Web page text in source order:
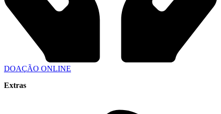
DOAÇÃO ONLINE
Extras